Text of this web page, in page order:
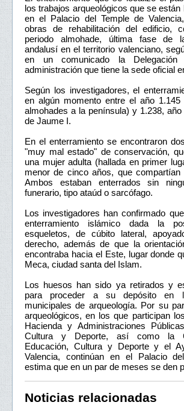
los trabajos arqueológicos que se están
en el Palacio del Temple de
obras de rehabilitación del edificio,
periodo almohade, última fase de
andalusí en el territorio valenciano,
en un comunicado la Delegación
administración que tiene la sede oficial
Según los investigadores, el
en algún momento entre el año 1.145
almohades a la península) y 1.238,
de Jaume I.
En el enterramiento se encontraron
"muy mal estado" de conservación,
una mujer adulta (hallada en primer
menor de cinco años, que
Ambos estaban enterrados sin
funerario, tipo ataúd o sarcófago.
Los investigadores han confirmado
enterramiento islámico dada la
esqueletos, de cúbito lateral,
derecho, además de que la
encontraba hacia el Este, lugar donde
Meca, ciudad santa del Islam.
Los huesos han sido ya retirados y
para proceder a su depósito en
municipales de arqueología. Por su
arqueológicos, en los que participan
Hacienda y Administraciones
Cultura y Deporte, así como la
Educación, Cultura y Deporte y el
Valencia, continúan en el Palacio
estima que en un par de meses se den
Noticias relacionadas